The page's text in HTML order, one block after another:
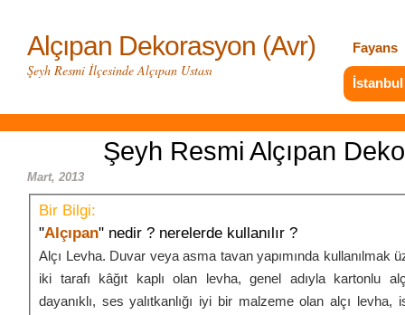
Alçıpan Dekorasyon (Avr)
Şeyh Resmi İlçesinde Alçıpan Ustası
Fayans
Şeyh Resmi Alçıpan
Mart, 2013
Bir Bilgi:
"Alçıpan" nedir ? nerelerde kullanılır ?
Alçı Levha. Duvar veya asma tavan yapımında kullanılmak
iki tarafı kâğıt kaplı olan levha, genel adıyla kartonlu
dayanıklı, ses yalıtkanlığı iyi bir malzeme olan alçı levha,